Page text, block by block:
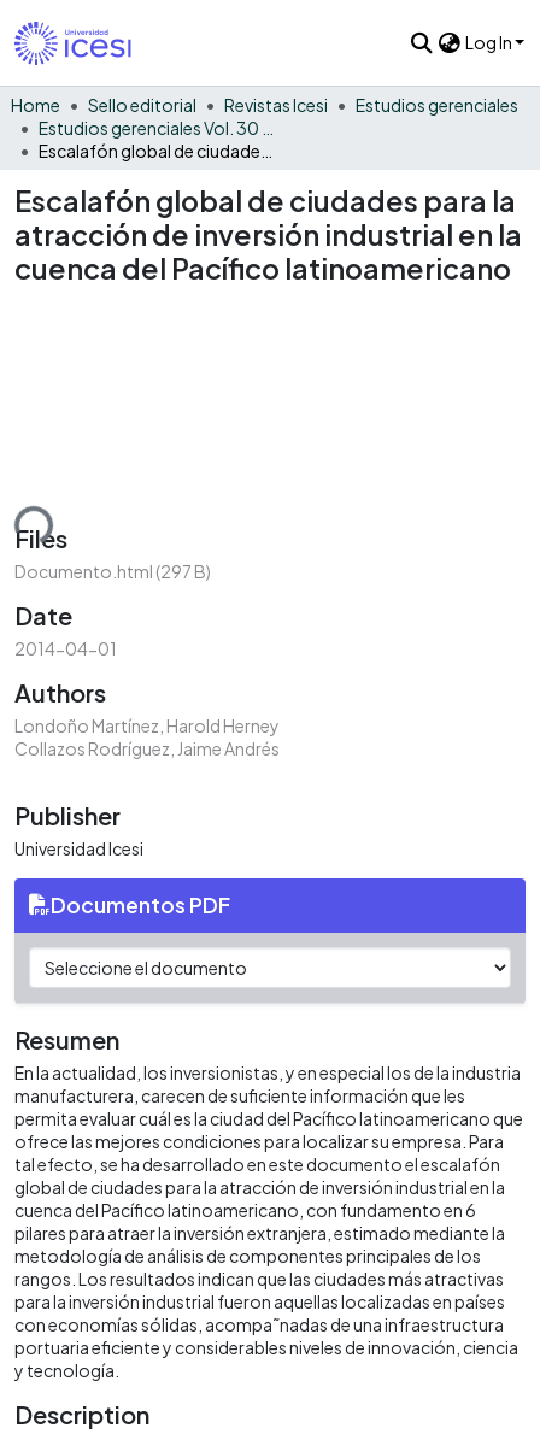
Log In
Home Sello editorial Revistas Icesi
Estudios gerenciales
Escalafón global de ciudades para la
atracción de inversión industrial en la
cuenca del Pacífico latinoamericano
Files
Documento.html (297 B)
Date
2014-04-01
Authors
Londoño Martínez, Harold Herney
Collazos Rodríguez, Jaime Andrés
Publisher
Universidad Icesi
Documentos PDF
Resumen
En la actualidad, los inversionistas, y en especial los de la industria
manufacturera, carecen de suficiente información que les
permita evaluar cuál es la ciudad del Pacífico latinoamericano que
ofrece las mejores condiciones para localizar su empresa. Para
tal efecto, se ha desarrollado en este documento el escalafón
global de ciudades para la atracción de inversión industrial en la
cuenca del Pacífico latinoamericano, con fundamento en 6
pilares para atraer la inversión extranjera, estimado mediante la
metodología de análisis de componentes principales de los
rangos. Los resultados indican que las ciudades más atractivas
para la inversión industrial fueron aquellas localizadas en países
con economías sólidas, acompa˜nadas de una infraestructura
portuaria eficiente y considerables niveles de innovación, ciencia
y tecnología.
Description